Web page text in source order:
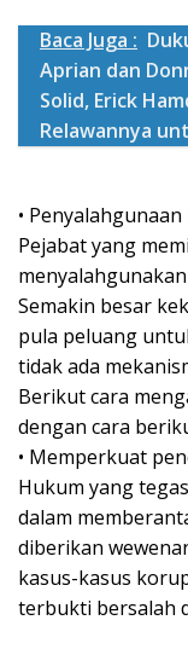
Baca Juga :
Aprian dan
Solid, Erick
Relawannya
•
Pejabat yang
Semakin besar
pula peluang
tidak ada
Berikut cara
dengan cara
• Memperkuat
Hukum yang
dalam
diberikan
kasus-kasus
terbukti bersalah